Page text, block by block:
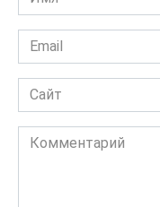
*
Email
*
Сайт
Комментарий